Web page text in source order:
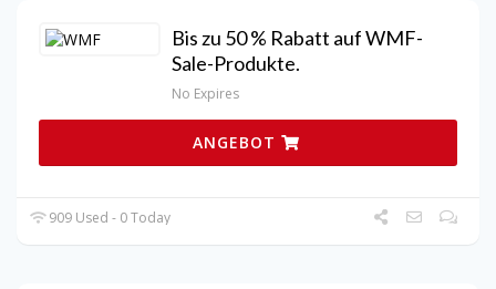
Bis zu 50 % Rabatt auf WMF-
Sale-Produkte.
No Expires
ANGEBOT
909 Used - 0 Today